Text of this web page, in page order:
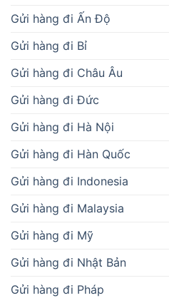
Gửi hàng đi Ấn Độ
Gửi hàng đi Bỉ
Gửi hàng đi Châu Âu
Gửi hàng đi Đức
Gửi hàng đi Hà Nội
Gửi hàng đi Hàn Quốc
Gửi hàng đi Indonesia
Gửi hàng đi Malaysia
Gửi hàng đi Mỹ
Gửi hàng đi Nhật Bản
Gửi hàng đi Pháp